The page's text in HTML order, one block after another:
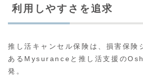
利用しやすさを追求
推し活キャンセル保険は、損害保険
あるMysuranceと推し活支援の
発。